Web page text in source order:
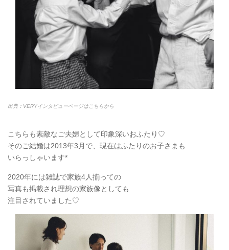
出典：VERYインタビューページはこちらから
こちらも素敵なご夫婦として印象深いおふたり♡
そのご結婚は2013年3月で、現在はふたりのお子さまも
いらっしゃいます*
2020年には雑誌で家族4人揃っての
写真も掲載され理想の家族像としても
注目されていました♡